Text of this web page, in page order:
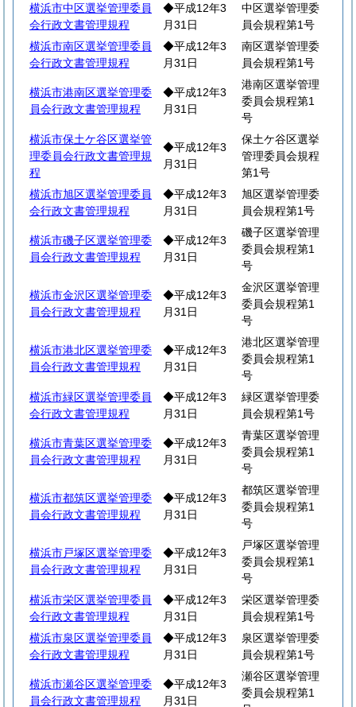
横浜市中区選挙管理委員
会行政文書管理規程
◆平成12年3
月31日
中区選挙管理委
員会規程第1号
横浜市南区選挙管理委員
会行政文書管理規程
◆平成12年3
月31日
南区選挙管理委
員会規程第1号
横浜市港南区選挙管理委
員会行政文書管理規程
◆平成12年3
月31日
港南区選挙管理
委員会規程第1
号
横浜市保土ケ谷区選挙管
理委員会行政文書管理規
程
◆平成12年3
月31日
保土ケ谷区選挙
管理委員会規程
第1号
横浜市旭区選挙管理委員
会行政文書管理規程
◆平成12年3
月31日
旭区選挙管理委
員会規程第1号
横浜市磯子区選挙管理委
員会行政文書管理規程
◆平成12年3
月31日
磯子区選挙管理
委員会規程第1
号
横浜市金沢区選挙管理委
員会行政文書管理規程
◆平成12年3
月31日
金沢区選挙管理
委員会規程第1
号
横浜市港北区選挙管理委
員会行政文書管理規程
◆平成12年3
月31日
港北区選挙管理
委員会規程第1
号
横浜市緑区選挙管理委員
会行政文書管理規程
◆平成12年3
月31日
緑区選挙管理委
員会規程第1号
横浜市青葉区選挙管理委
員会行政文書管理規程
◆平成12年3
月31日
青葉区選挙管理
委員会規程第1
号
横浜市都筑区選挙管理委
員会行政文書管理規程
◆平成12年3
月31日
都筑区選挙管理
委員会規程第1
号
横浜市戸塚区選挙管理委
員会行政文書管理規程
◆平成12年3
月31日
戸塚区選挙管理
委員会規程第1
号
横浜市栄区選挙管理委員
会行政文書管理規程
◆平成12年3
月31日
栄区選挙管理委
員会規程第1号
横浜市泉区選挙管理委員
会行政文書管理規程
◆平成12年3
月31日
泉区選挙管理委
員会規程第1号
横浜市瀬谷区選挙管理委
員会行政文書管理規程
◆平成12年3
月31日
瀬谷区選挙管理
委員会規程第1